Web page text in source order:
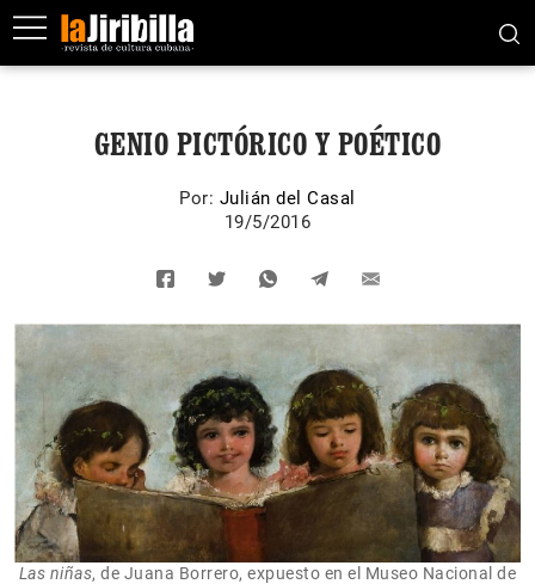
GENIO PICTÓRICO Y POÉTICO
Por: Julián del Casal
19/5/2016
Las niñas, de Juana Borrero, expuesto en el Museo Nacional de